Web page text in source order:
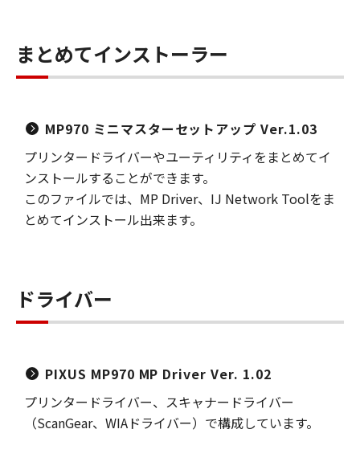
まとめてインストーラー
MP970 ミニマスターセットアップ Ver.1.03
プリンタードライバーやユーティリティをまとめてイ
ンストールすることができます。
このファイルでは、MP Driver、IJ Network Toolをま
とめてインストール出来ます。
ドライバー
PIXUS MP970 MP Driver Ver. 1.02
プリンタードライバー、スキャナードライバー
（ScanGear、WIAドライバー）で構成しています。